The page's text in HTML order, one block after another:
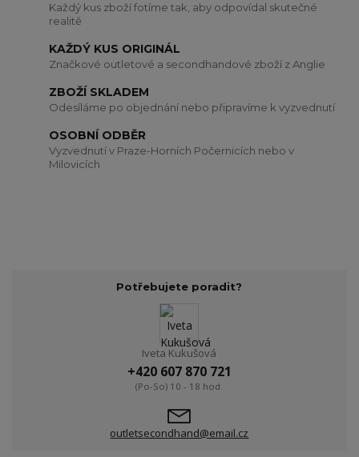
Každý kus zboží fotíme tak, aby odpovídal skutečné
realitě
KAŽDÝ KUS ORIGINÁL
Značkové outletové a secondhandové zboží z Anglie
ZBOŽÍ SKLADEM
Odesíláme po objednání nebo připravíme k vyzvednutí
OSOBNÍ ODBĚR
Vyzvednutí v Praze-Horních Počernicích nebo v
Milovicích
Potřebujete poradit?
Iveta Kukušová
+420 607 870 721
(Po-So) 10 - 18 hod.
outletsecondhand@email.cz